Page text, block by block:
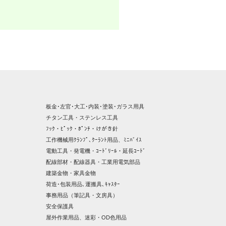
板金･左官･大工･内装･塗装･ガラス用具
チタン工具・ステンレス工具
ﾌｯｸ・ﾋﾟｯｸ・ﾎﾟﾝﾁ・けがき針
工作機械用ｸﾗﾝﾌﾟ､ｸｰﾗﾝﾄ用品、ﾐﾆﾊﾞｲｽ
電動工具・発電機・ｺｰﾄﾞﾘｰﾙ・延長ｺｰﾄﾞ
配線部材・配線器具・工業用電気部品
建築金物・家具金物
荷造･包装用品､運搬具､ｷｬｽﾀｰ
事務用品（筆記具・文房具）
安全保護具
屋外作業用品、迷彩・OD色用品